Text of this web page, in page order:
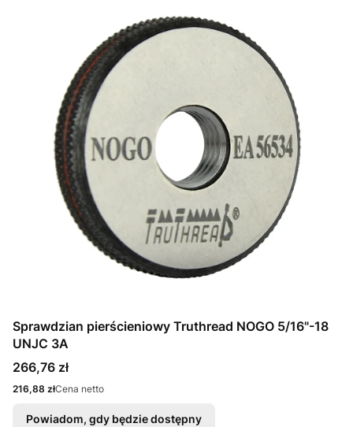
Sprawdzian pierścieniowy Truthread NOGO 5/16"-18
UNJC 3A
Cena
266,76 zł
Cena
216,88 złCena netto
Powiadom, gdy będzie dostępny